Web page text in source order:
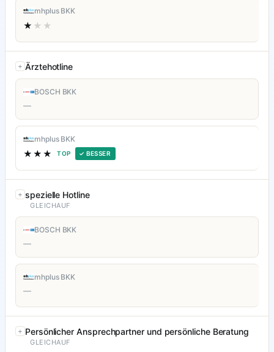
mhplus BKK
★ ★★
Ärztehotline
BOSCH BKK
—
mhplus BKK
★★★ TOP ✓ BESSER
spezielle Hotline
GLEICHAUF
BOSCH BKK
—
mhplus BKK
—
Persönlicher Ansprechpartner und persönliche Beratung
GLEICHAUF